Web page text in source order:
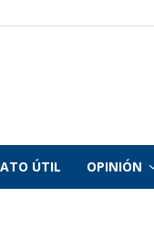
ÚTIL OPINIÓN